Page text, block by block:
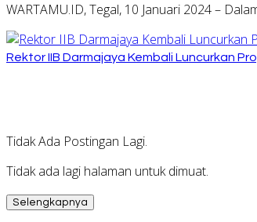
WARTAMU.ID, Tegal, 10 Januari 2024 –
Rektor IIB Darmajaya Kembali Luncurkan
Tidak Ada Postingan Lagi.
Tidak ada lagi halaman untuk dimuat.
Selengkapnya